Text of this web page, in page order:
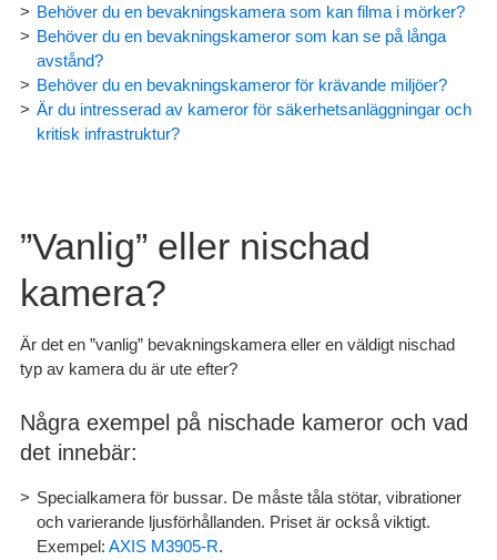
Behöver du en bevakningskamera som kan filma i mörker?
Behöver du en bevakningskameror som kan se på långa
avstånd?
Behöver du en bevakningskameror för krävande miljöer?
Är du intresserad av kameror för säkerhetsanläggningar och
kritisk infrastruktur?
”Vanlig” eller nischad
kamera?
Är det en ”vanlig” bevakningskamera eller en väldigt nischad
typ av kamera du är ute efter?
Några exempel på nischade kameror och vad
det innebär:
Specialkamera för bussar. De måste tåla stötar, vibrationer
och varierande ljusförhållanden. Priset är också viktigt.
Exempel: AXIS M3905-R.